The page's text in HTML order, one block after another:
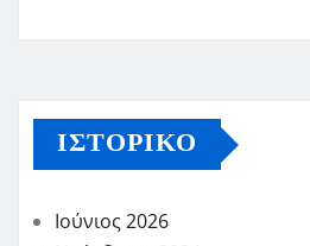
ΙΣΤΟΡΙΚΌ
Ιούνιος 2026